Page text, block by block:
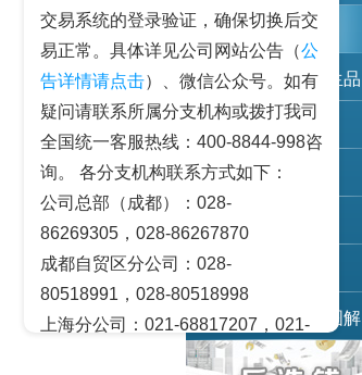
农业品
金融期货和衍生品
指数类期货
交易策论
宏观金融数据图解
交易系统的登录验证，确保切换后交
易正常。具体详见公司网站公告（公
告详情请点击）、微信公众号。如有
疑问请联系所属分支机构或拨打我司
全国统一客服热线：400-8844-998咨
询。 各分支机构联系方式如下：
公司总部（成都）：028-
86269305，028-86267870
成都自贸区分公司：028-
80518991，028-80518998
上海分公司：021-68817207，021-